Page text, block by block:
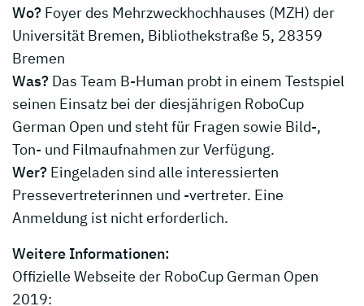
Wo? Foyer des Mehrzweckhochhauses (MZH) der
Universität Bremen, Bibliothekstraße 5, 28359
Bremen
Was? Das Team B-Human probt in einem Testspiel
seinen Einsatz bei der diesjährigen RoboCup
German Open und steht für Fragen sowie Bild-,
Ton- und Filmaufnahmen zur Verfügung.
Wer? Eingeladen sind alle interessierten
Pressevertreterinnen und -vertreter. Eine
Anmeldung ist nicht erforderlich.
Weitere Informationen:
Offizielle Webseite der RoboCup German Open
2019: